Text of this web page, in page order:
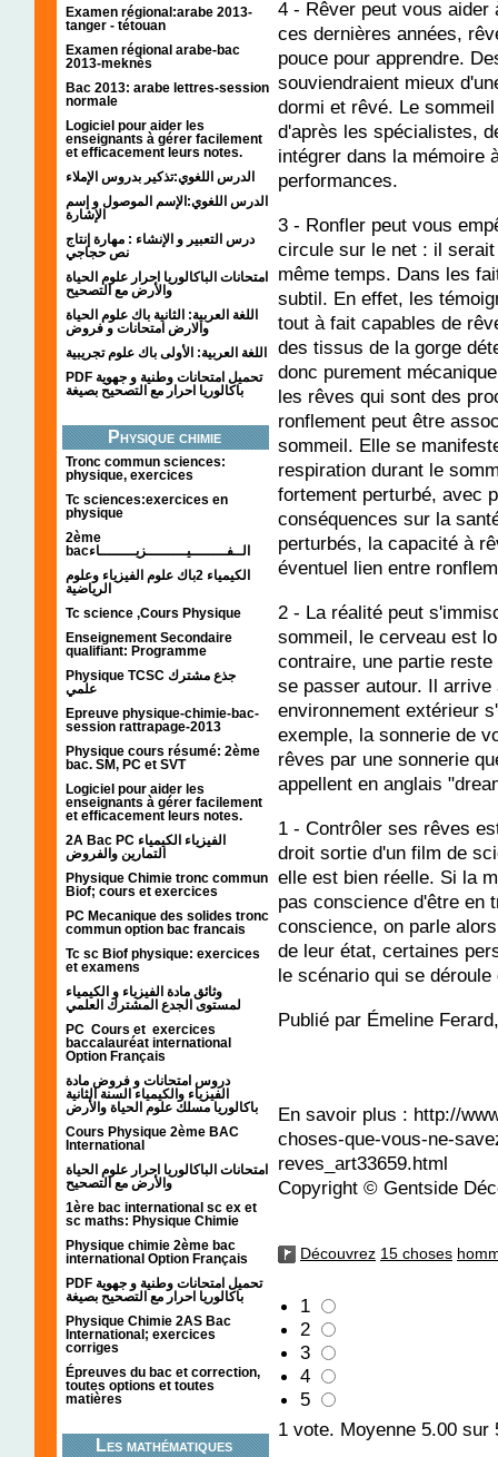
Examen régional:arabe 2013-
tanger - tétouan
Examen régional arabe-bac
2013-meknès
Bac 2013: arabe lettres-session
normale
Logiciel pour aider les
enseignants à gérer facilement
et efficacement leurs notes.
الدرس اللغوي:تذكير بدروس الإملاء
الدرس اللغوي:الإسم الموصول و إسم
الإشارة
درس التعبير و الإنشاء : مهارة إنتاج
نص حجاجي
امتحانات الباكالوريا احرار علوم الحياة
والأرض مع التصحيح
اللغة العربية: الثانية باك علوم الحياة
والارض امتحانات و فروض
اللغة العربية: الأولى باك علوم تجريبية
PDF تحميل امتحانات وطنية و جهوية
باكالوريا احرار مع التصحيح بصيغة
Physique chimie
Tronc commun sciences:
physique, exercices
Tc sciences:exercices en
physique
2ème
bacالــفــــــــيـــــــــزيــــــــاء
الكيمياء 2باك علوم الفيزياء وعلوم
الرياضية
Tc science ,Cours Physique
Enseignement Secondaire
qualifiant: Programme
Physique TCSC جذع مشترك
علمي
Epreuve physique-chimie-bac-
session rattrapage-2013
Physique cours résumé: 2ème
bac. SM, PC et SVT
Logiciel pour aider les
enseignants à gérer facilement
et efficacement leurs notes.
2A Bac PC الفيزياء الكيمياء
التمارين والفروض
Physique Chimie tronc commun
Biof; cours et exercices
PC Mecanique des solides tronc
commun option bac francais
Tc sc Biof physique: exercices
et examens
وثائق مادة الفيزياء و الكيمياء
PC Cours et exercices
baccalauréat international
Option Français
دروس امتحانات و فروض مادة
الفيزياء والكيمياء السنة الثانية
باكالوريا مسلك علوم الحياة والأرض
Cours Physique 2ème BAC
International
امتحانات الباكالوريا احرار علوم الحياة
والأرض مع التصحيح
1ère bac international sc ex et
sc maths: Physique Chimie
Physique chimie 2ème bac
international Option Français
PDF تحميل امتحانات وطنية و جهوية
باكالوريا احرار مع التصحيح بصيغة
Physique Chimie 2AS Bac
International; exercices
corriges
Épreuves du bac et correction,
toutes options et toutes
matières
Les mathématiques
4 - Rêver peut vous aider
ces dernières années,
pouce pour apprendre.
souviendraient mieux
dormi et rêvé. Le
d'après les spécialistes,
intégrer dans la mémoire
performances.
3 - Ronfler peut vous
circule sur le net : il
même temps. Dans les
subtil. En effet, les
tout à fait capables de
des tissus de la gorge
donc purement
les rêves qui sont des
ronflement peut être
sommeil. Elle se
respiration durant le
fortement perturbé, avec
conséquences sur la
perturbés, la capacité à
éventuel lien entre
2 - La réalité peut
sommeil, le cerveau est
contraire, une partie
se passer autour. Il
environnement extérieur
exemple, la sonnerie de
rêves par une sonnerie
appellent en anglais
1 - Contrôler ses rêves
droit sortie d'un film de
elle est bien réelle. Si la
pas conscience d'être en
conscience, on parle
de leur état, certaines
le scénario qui se
Publié par Émeline
En savoir plus : http://
choses-que-vous-ne-
reves_art33659.html
Copyright © Gentside
Découvrez 15 choses
1
2
3
4
5
1 vote. Moyenne 5.00 sur